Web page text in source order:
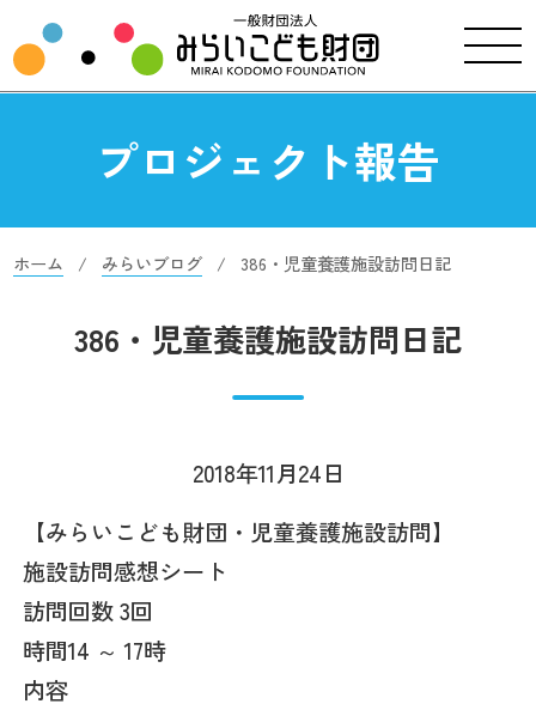
プロジェクト報告
ホーム みらいブログ 386・児童養護施設訪問日記
386・児童養護施設訪問日記
2018年11月24日
【みらいこども財団・児童養護施設訪問】
施設訪問感想シート
訪問回数 3回
時間14 ～ 17時
内容